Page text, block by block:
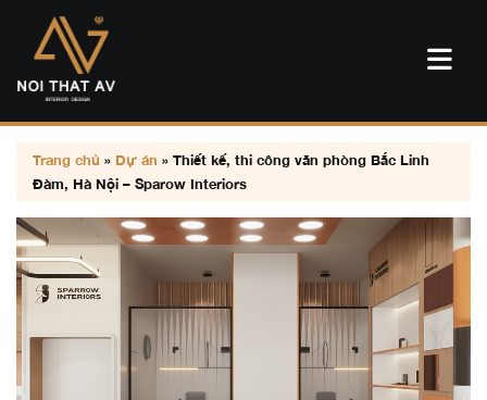
Trang chủ » Dự án » Thiết kế, thi công văn phòng Bắc Linh
Đàm, Hà Nội – Sparow Interiors